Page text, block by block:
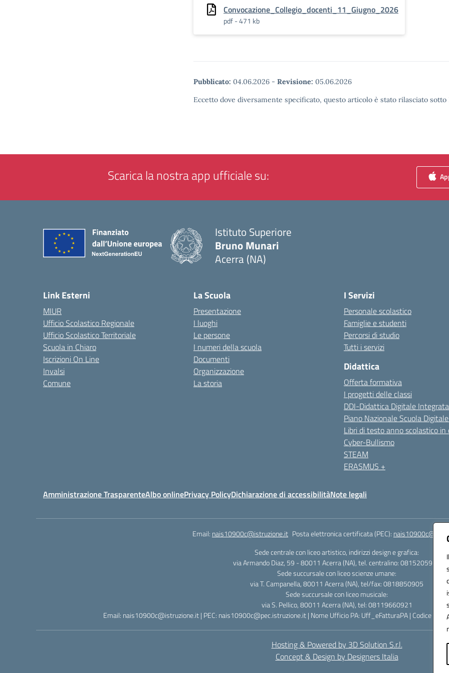
Convocazione_Collegio_docenti_11_Giugno_2026
pdf - 471 kb
Pubblicato: 04.06.2026 - Revisione: 05.06.2026
Eccetto dove diversamente specificato, questo articolo è stato rilasciato
Scarica la nostra app ufficiale su:
Istituto Superiore
Bruno Munari
Acerra (NA)
Link Esterni
MIUR
Ufficio Scolastico Regionale
Ufficio Scolastico Territoriale
Scuola in Chiaro
Iscrizioni On Line
Invalsi
Comune
La Scuola
Presentazione
I luoghi
Le persone
I numeri della scuola
Documenti
Organizzazione
La storia
I Servizi
Personale scolastico
Famiglie e studenti
Percorsi di studio
Tutti i servizi
Didattica
Offerta formativa
I progetti delle classi
DDI-Didattica Digitale Integrata
Piano Nazionale Scuola
Libri di testo anno scolastico in
Cyber-Bullismo
STEAM
ERASMUS +
Amministrazione TrasparenteAlbo onlinePrivacy PolicyDichiarazione di accessibilitàNote legali
Email: nais10900c@istruzione.it Posta elettronica certificata (PEC):
Sede centrale con liceo artistico, indirizzi design e grafica:
via Armando Diaz, 59 - 80011 Acerra (NA), tel. centralino: 0815205935
Sede succursale con liceo scienze umane:
via T. Campanella, 80011 Acerra (NA), tel/fax: 0818850905
Sede succursale con liceo musicale:
via S. Pellico, 80011 Acerra (NA), tel: 08119660921
Email: nais10900c@istruzione.it | PEC: nais10900c@pec.istruzione.it | Nome Ufficio PA: Uff_eFatturaPA | Codice
Hosting & Powered by 3D Solution S.r.l.
Concept & Design by Designers Italia